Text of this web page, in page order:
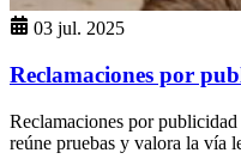
03 jul. 2025
Reclamaciones por
Reclamaciones por
reúne pruebas y valora la vía